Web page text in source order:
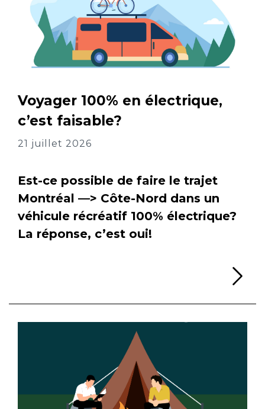
Voyager 100% en électrique,
c’est faisable?
21 juillet 2026
Est-ce possible de faire le trajet
Montréal —> Côte-Nord dans un
véhicule récréatif 100% électrique?
La réponse, c’est oui!